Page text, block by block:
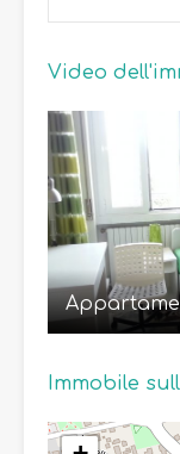
Video
Immobile